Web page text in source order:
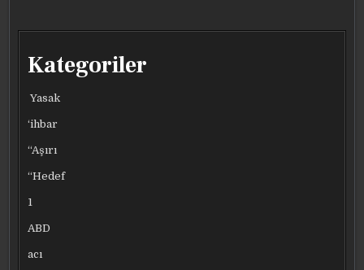
BIRBIRINDEN BIRBIRINDEN
MAÇLAR…
BIRBIRINDEN BIRBIRINDEN
Kategoriler
Yasak
‘ihbar
“Aşırı
“Hedef
1
ABD
acı